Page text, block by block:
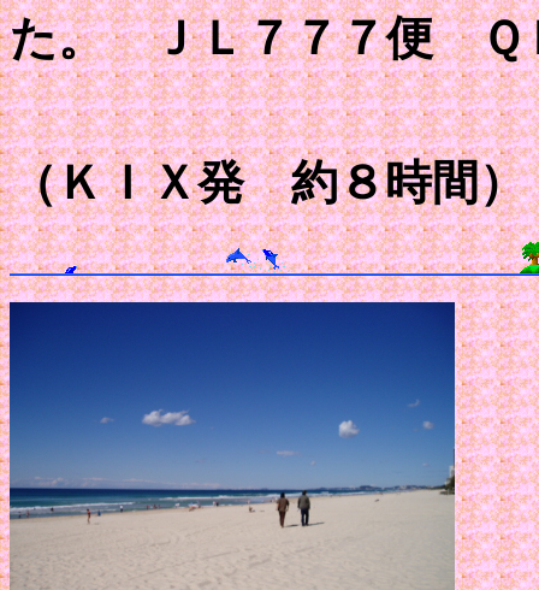
た。 ＪＬ７７７便 Ｑ
（ＫＩＸ発 約８時間）